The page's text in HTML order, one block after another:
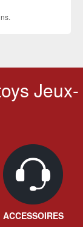
Jeux-
ACCESSOIRES